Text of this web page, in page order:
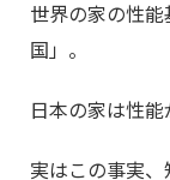
世界の家の性
国」。
日本の家は性能
実はこの事実、